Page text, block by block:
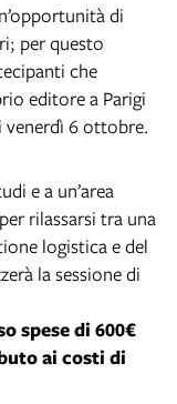
di
per questo
che
editore a Parigi
venerdì 6 ottobre.
e a un’area
rilassarsi tra una
logistica e del
la sessione di
spese di 600€
ai costi di